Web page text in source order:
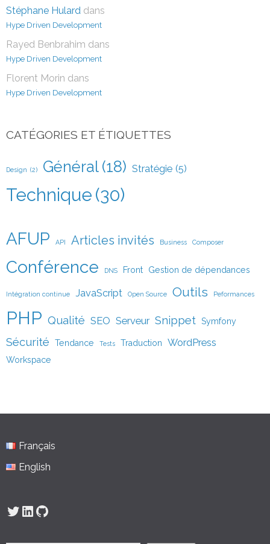
Stéphane Hulard dans
Hype Driven Development
Rayed Benbrahim dans
Hype Driven Development
Florent Morin dans
Hype Driven Development
CATÉGORIES ET ÉTIQUETTES
Design (2) Général (18) Stratégie (5)
Technique (30)
AFUP API Articles invités Business Composer
Conférence DNS Front Gestion de dépendances
Intégration continue JavaScript Open Source Outils Peformances
PHP Qualité SEO Serveur Snippet Symfony
Sécurité Tendance Tests Traduction WordPress
Workspace
Français
English
Twitter
LinkedIn
GitHub